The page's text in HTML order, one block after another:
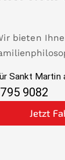
bieten
Sankt Martin
9082
Jetzt